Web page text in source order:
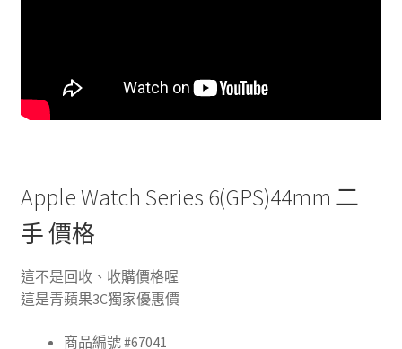
Apple Watch Series 6(GPS)44mm 二
手 價格
這不是回收、收購價格喔
這是青蘋果3C獨家優惠價
商品編號 #67041